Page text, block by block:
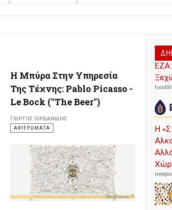
Η Μπύρα Στην Υπηρεσία
Της Τέχνης: Pablo Picasso -
Le Bock ("The Beer")
ΓΙΏΡΓΟΣ ΙΟΡΔΑΝΊΔΗΣ
ΑΦΙΕΡΩΜΑΤΑ
Η